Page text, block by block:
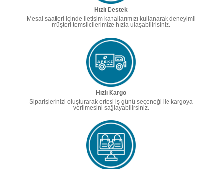
Hızlı Destek
Mesai saatleri içinde iletişim kanallarımızı kullanarak deneyimli
müşteri temsilcilerimize hızla ulaşabilirisiniz.
Hızlı Kargo
Siparişlerinizi oluşturarak ertesi iş günü seçeneği ile kargoya
verilmesini sağlayabilirsiniz.